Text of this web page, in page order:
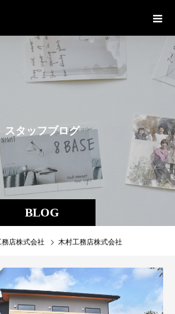
BLOG
ス タ ッ フブログ
店株式会社 木村工務店株式会社